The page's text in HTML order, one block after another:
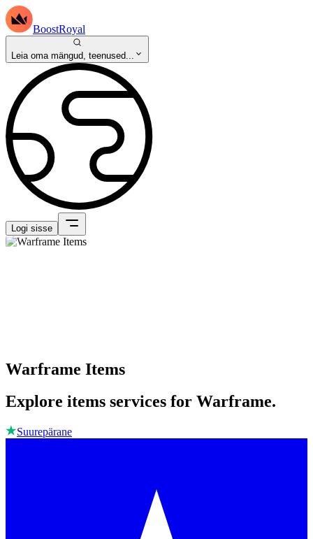
BoostRoyal
Leia oma mängud, teenused...
Logi sisse
Warframe Items
Explore items services for Warframe.
Suurepärane